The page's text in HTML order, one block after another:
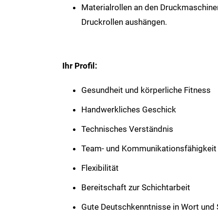
Materialrollen an den
Druckrollen aushängen.
Ihr Profil:
Gesundheit und körperliche Fitness
Handwerkliches Geschick
Technisches Verständnis
Team- und Kommunikationsfähigkeit
Flexibilität
Bereitschaft zur Schichtarbeit
Gute Deutschkenntnisse in Wort und